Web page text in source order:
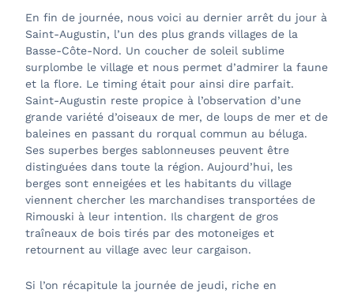
En fin de journée, nous voici au dernier arrêt du jour à
Saint-Augustin, l’un des plus grands villages de la
Basse-Côte-Nord. Un coucher de soleil sublime
surplombe le village et nous permet d’admirer la faune
et la flore. Le timing était pour ainsi dire parfait.
Saint-Augustin reste propice à l’observation d’une
grande variété d’oiseaux de mer, de loups de mer et de
baleines en passant du rorqual commun au béluga.
Ses superbes berges sablonneuses peuvent être
distinguées dans toute la région. Aujourd’hui, les
berges sont enneigées et les habitants du village
viennent chercher les marchandises transportées de
Rimouski à leur intention. Ils chargent de gros
traîneaux de bois tirés par des motoneiges et
retournent au village avec leur cargaison.
Si l’on récapitule la journée de jeudi, riche en